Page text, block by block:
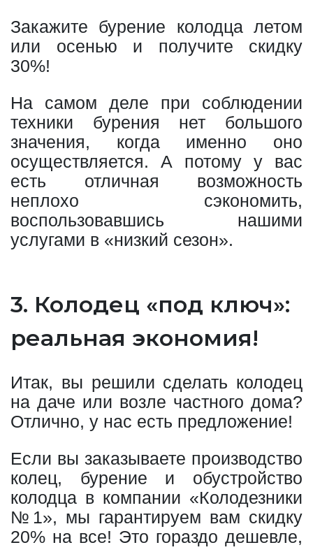
Закажите бурение колодца летом
или осенью и получите скидку
30%!
На самом деле при соблюдении
техники бурения нет большого
значения, когда именно оно
осуществляется. А потому у вас
есть отличная возможность
неплохо сэкономить,
воспользовавшись нашими
услугами в «низкий сезон».
3. Колодец «под ключ»:
реальная экономия!
Итак, вы решили сделать колодец
на даче или возле частного дома?
Отлично, у нас есть предложение!
Если вы заказываете производство
колец, бурение и обустройство
колодца в компании «Колодезники
№1», мы гарантируем вам скидку
20% на все! Это гораздо дешевле,